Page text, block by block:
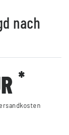
nach
*